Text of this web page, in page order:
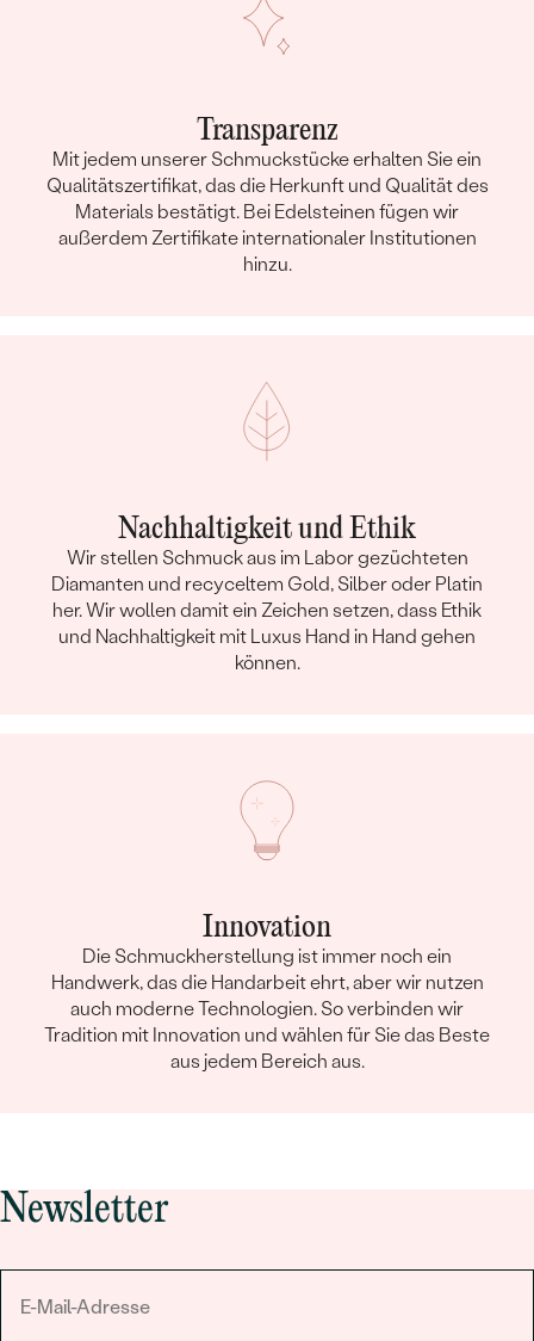
Transparenz
Mit jedem unserer Schmuckstücke erhalten Sie ein
Qualitätszertifikat, das die Herkunft und Qualität des
Materials bestätigt. Bei Edelsteinen fügen wir
außerdem Zertifikate internationaler Institutionen
hinzu.
Nachhaltigkeit und Ethik
Wir stellen Schmuck aus im Labor gezüchteten
Diamanten und recyceltem Gold, Silber oder Platin
her. Wir wollen damit ein Zeichen setzen, dass Ethik
und Nachhaltigkeit mit Luxus Hand in Hand gehen
können.
Innovation
Die Schmuckherstellung ist immer noch ein
Handwerk, das die Handarbeit ehrt, aber wir nutzen
auch moderne Technologien. So verbinden wir
Tradition mit Innovation und wählen für Sie das Beste
aus jedem Bereich aus.
Newsletter